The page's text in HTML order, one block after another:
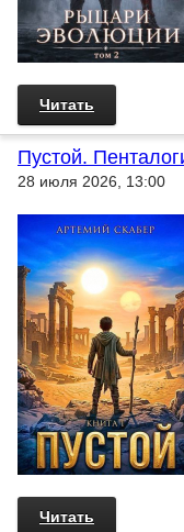
Читать
Пустой.
28 июля 2026, 13:00
Читать